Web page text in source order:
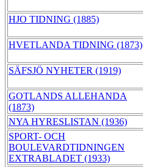
HJO TIDNING (1885)
HVETLANDA TIDNING (1873)
SÄFSJÖ NYHETER (1919)
GOTLANDS ALLEHANDA
(1873)
NYA HYRESLISTAN (1936)
SPORT- OCH
BOULEVARDTIDNINGEN
EXTRABLADET (1933)